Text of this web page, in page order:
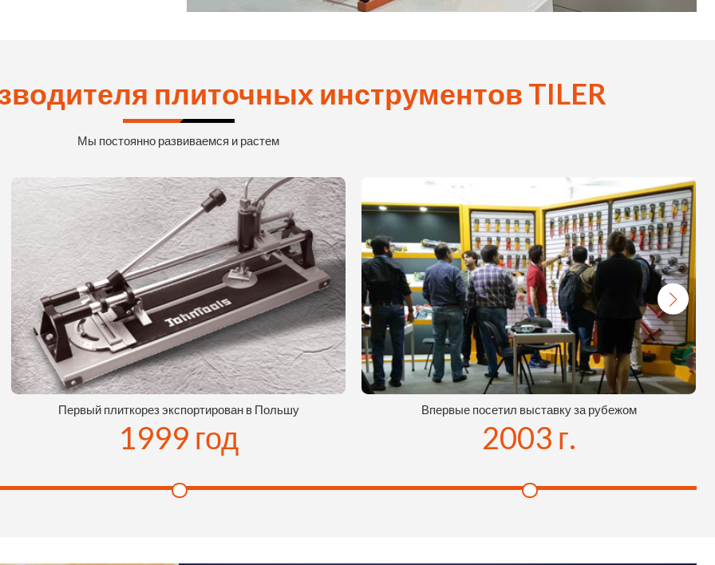
плиточных инструментов TILER
Мы постоянно развиваемся и растем
Первый плиткорез экспортирован в Польшу
1999 год
Впервые посетил выставку за рубежом
2003 г.